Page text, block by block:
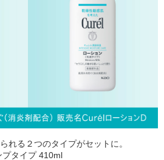
れる２つのタイプがセットに。
プタイプ 410ml